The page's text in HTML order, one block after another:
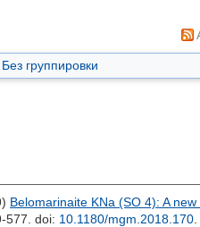
Без группировки
Belomarinaite KNa (SO 4): A
577. doi: 10.1180/mgm.2018.170